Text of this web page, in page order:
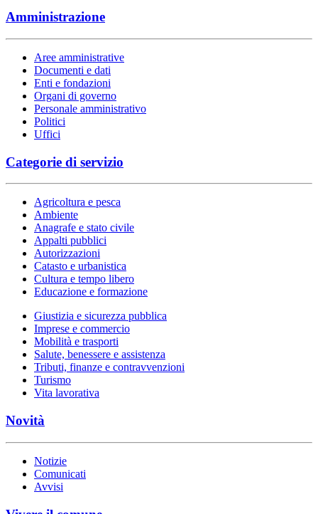
Amministrazione
Aree amministrative
Documenti e dati
Enti e fondazioni
Organi di governo
Personale amministrativo
Politici
Uffici
Categorie di servizio
Agricoltura e pesca
Ambiente
Anagrafe e stato civile
Appalti pubblici
Autorizzazioni
Catasto e urbanistica
Cultura e tempo libero
Educazione e formazione
Giustizia e sicurezza pubblica
Imprese e commercio
Mobilità e trasporti
Salute, benessere e assistenza
Tributi, finanze e contravvenzioni
Turismo
Vita lavorativa
Novità
Notizie
Comunicati
Avvisi